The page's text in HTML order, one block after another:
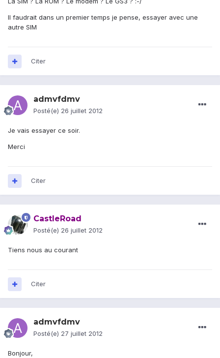
Il faudrait dans un premier temps je pense, essayer avec une
autre SIM
Citer
admvfdmv
Posté(e) 26 juillet 2012
Je vais essayer ce soir.
Merci
Citer
CastleRoad
Posté(e) 26 juillet 2012
Tiens nous au courant
Citer
admvfdmv
Posté(e) 27 juillet 2012
Bonjour,